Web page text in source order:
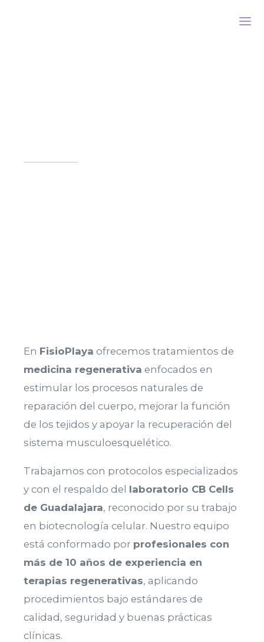
En FisioPlaya ofrecemos tratamientos de
medicina regenerativa enfocados en
estimular los procesos naturales de
reparación del cuerpo, mejorar la función
de los tejidos y apoyar la recuperación del
sistema musculoesquelético.
Trabajamos con protocolos especializados
y con el respaldo del laboratorio CB Cells
de Guadalajara, reconocido por su trabajo
en biotecnología celular. Nuestro equipo
está conformado por profesionales con
más de 10 años de experiencia en
terapias regenerativas, aplicando
procedimientos bajo estándares de
calidad, seguridad y buenas prácticas
clínicas.